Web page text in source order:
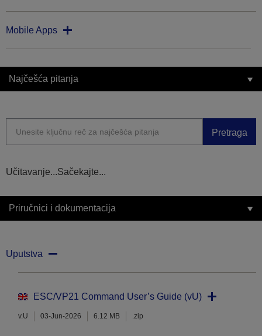
Mobile Apps
Najčešća pitanja
Pretraga
Učitavanje...Sačekajte...
Priručnici i dokumentacija
Uputstva
ESC/VP21 Command User’s Guide (vU)
v.U 03-Jun-2026 6.12 MB .zip